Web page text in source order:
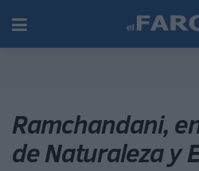
Ramchandani,
de Naturaleza y